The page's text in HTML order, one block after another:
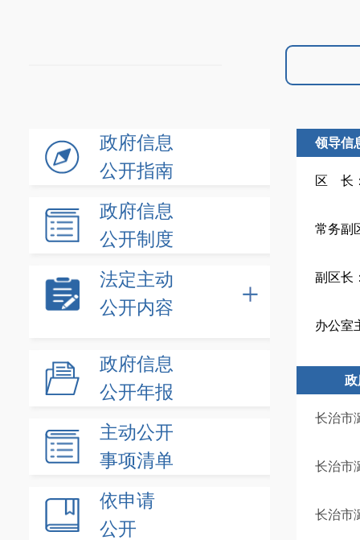
政府信息
公开指南
政府信息
公开制度
法定主动
公开内容
政府信息
公开年报
主动公开
事项清单
依申请
公开
领导信
区 长
常务副
副区长
办公室
政
长治市
长治市
长治市